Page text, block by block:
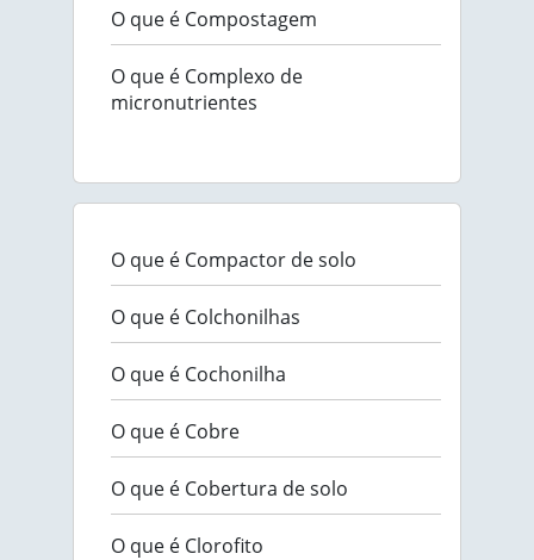
O que é Compostagem
O que é Complexo de
micronutrientes
O que é Compactor de solo
O que é Colchonilhas
O que é Cochonilha
O que é Cobre
O que é Cobertura de solo
O que é Clorofito